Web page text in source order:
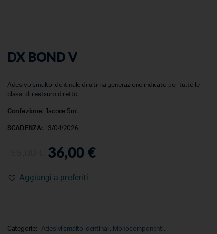
DX BOND V
Adesivo smalto-dentinale di ultima generazione indicato per tutte le
classi di restauro diretto.
Confezione: flacone 5ml.
SCADENZA:13/04/2026
36,00 €
Aggiungi a preferiti
Categorie: Adesivi smalto-dentinali, Monocomponenti,